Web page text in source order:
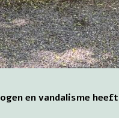
en vandalisme